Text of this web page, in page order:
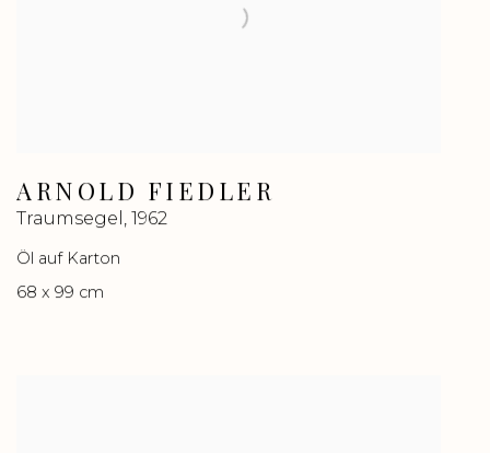
ARNOLD FIEDLER
Traumsegel , 1962
Öl auf Karton
68 x 99 cm